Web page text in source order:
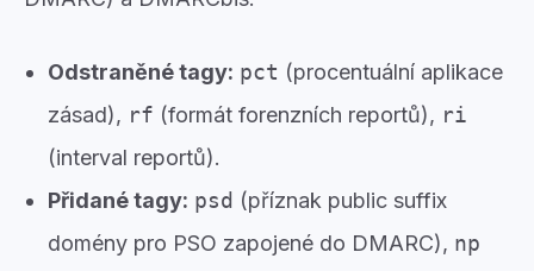
Odstraněné tagy: pct (procentuální aplikace
zásad), rf (formát forenzních reportů), ri
(interval reportů).
Přidané tagy: psd (příznak public suffix
domény pro PSO zapojené do DMARC), np